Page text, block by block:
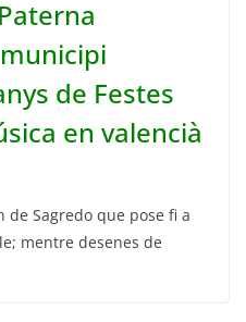
de Festes
en valencià
de Sagredo que pose fi a
mentre desenes de